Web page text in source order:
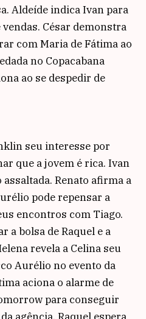
Aldeíde indica Ivan para
César demonstra
com Maria de Fátima ao
no Copacabana
ao se despedir de
seu interesse por
que a jovem é rica. Ivan
Renato afirma a
pode repensar a
encontros com Tiago.
a bolsa de Raquel e a
revela a Celina seu
Aurélio no evento da
aciona o alarme de
para conseguir